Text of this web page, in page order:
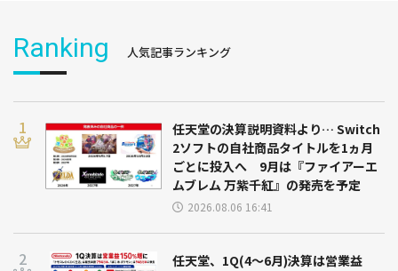
Ranking 人気記事ランキング
任天堂の決算説明資料より… Switch
2ソフトの自社商品タイトルを1ヵ月
ごとに投入へ 9月は『ファイアーエ
ムブレム 万紫千紅』の発売を予定
2026.08.06 16:41
任天堂、1Q(4～6月)決算は営業益